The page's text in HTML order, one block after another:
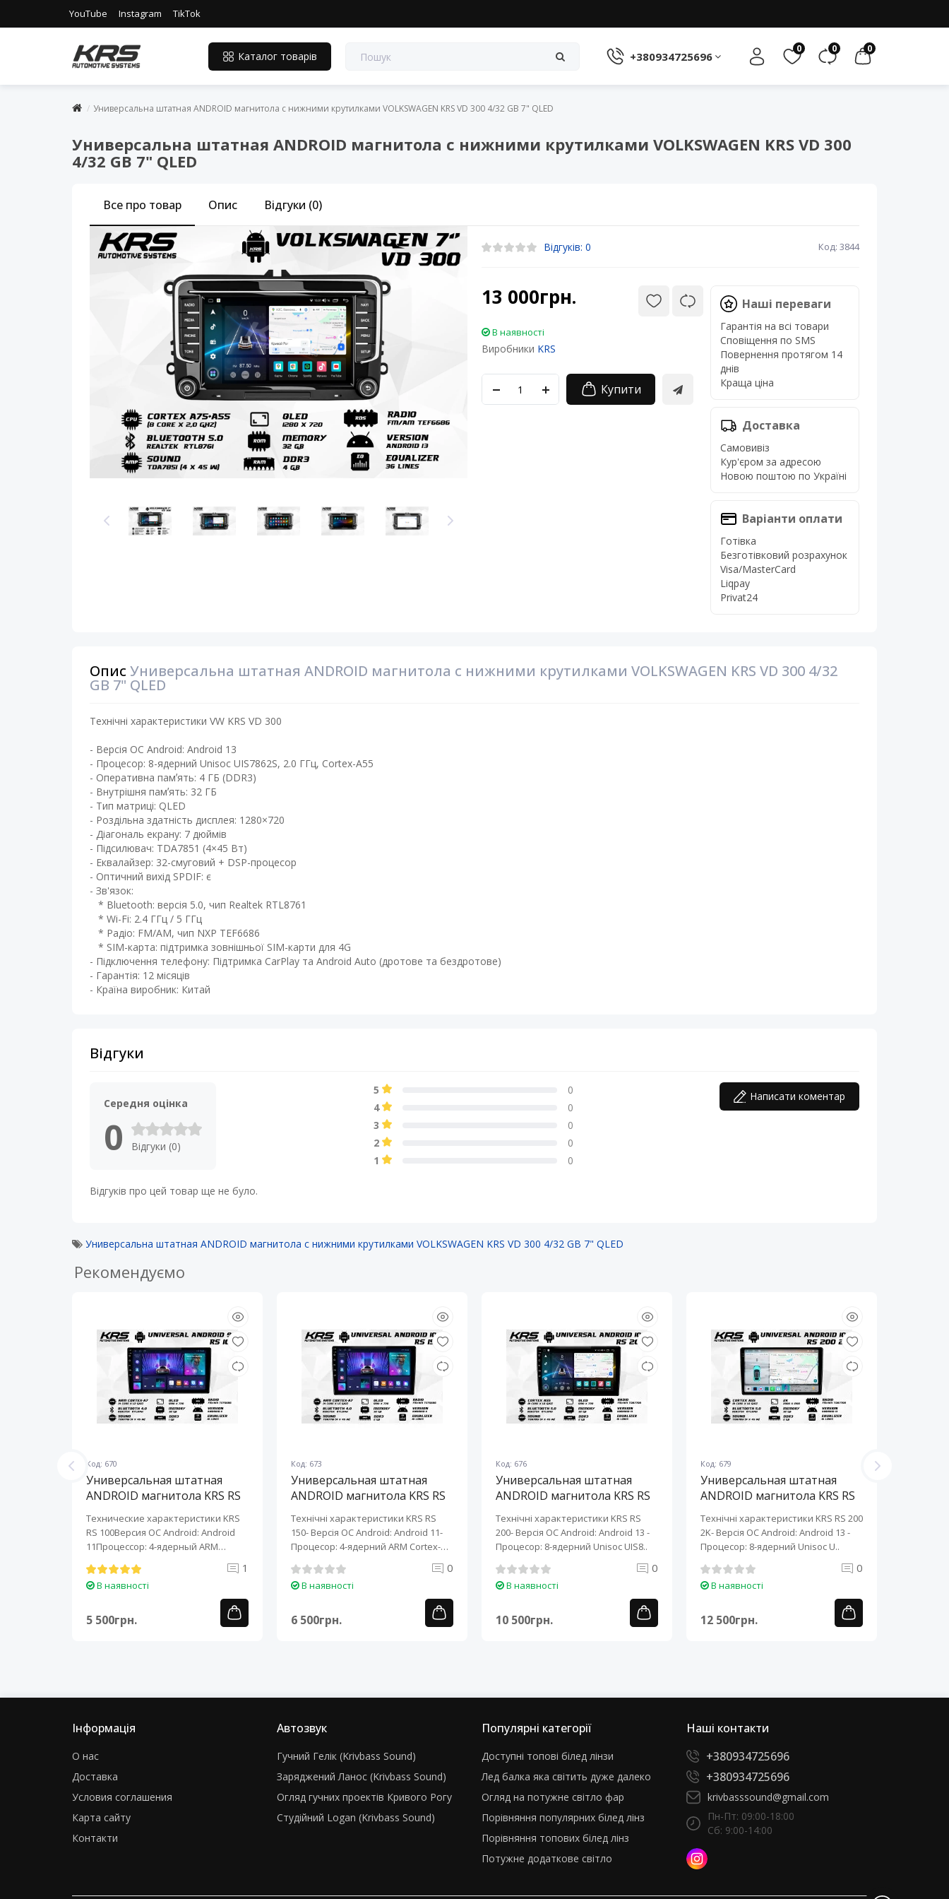
YouTube Instagram TikTok
Каталог товарів +380934725696
0 0 0
Универсальна штатная ANDROID магнитола с нижними крутилками VOLKSWAGEN KRS VD 300 4/32 GB 7" QLED
Универсальна штатная ANDROID магнитола с нижними крутилками VOLKSWAGEN KRS VD 300
4/32 GB 7" QLED
Все про товар Опис Відгуки (0)
Відгуків: 0 Код: 3844
13 000грн.
В наявності
Виробники KRS
Купити
Наші переваги
Гарантія на всі товари
Сповіщення по SMS
Повернення протягом 14
днів
Краща ціна
Доставка
Самовивіз
Кур'єром за адресою
Новою поштою по Україні
Варіанти оплати
Готівка
Безготівковий розрахунок
Visa/MasterCard
Liqpay
Privat24
Опис Универсальна штатная ANDROID магнитола с нижними крутилками VOLKSWAGEN KRS VD 300 4/32
GB 7" QLED
Технічні характеристики VW KRS VD 300
- Версія ОС Android: Android 13 ​
- Процесор: 8-ядерний Unisoc UIS7862S, 2.0 ГГц, Cortex-A55
- Оперативна памʼять: 4 ГБ (DDR3)
- Внутрішня памʼять: 32 ГБ ​
- Тип матриці: QLED ​
- Роздільна здатність дисплея: 1280×720
- Діагональ екрану: 7 дюймів ​
- Підсилювач: TDA7851 (4×45 Вт) ​
- Еквалайзер: 32-смуговий + DSP-процесор
- Оптичний вихід SPDIF: є
- Зв'язок:
* Bluetooth: версія 5.0, чип Realtek RTL8761
* Wi-Fi: 2.4 ГГц / 5 ГГц
* Радіо: FM/AM, чип NXP TEF6686
* SIM-карта: підтримка зовнішньої SIM-карти для 4G
- Підключення телефону: Підтримка CarPlay та Android Auto (дротове та бездротове)​
- Гарантія: 12 місяців
- Країна виробник: Китай
Відгуки
Середня оцінка
0 Відгуки (0)
5
0
4
0
3
0
2
0
1
0
Написати коментар
Відгуків про цей товар ще не було.
Универсальна штатная ANDROID магнитола с нижними крутилками VOLKSWAGEN KRS VD 300 4/32 GB 7" QLED
Рекомендуємо
Код: 670
Универсальная штатная
ANDROID магнитола KRS RS
Технические характеристики KRS
RS 100Версия ОС Android: Android
11Процессор: 4-ядерный ARM
1
В наявності
5 500грн.
Код: 673
Универсальная штатная
ANDROID магнитола KRS RS
Технічні характеристики KRS RS
150- Версія ОС Android: Android 11-
Процесор: 4-ядерний ARM Cortex-
0
В наявності
6 500грн.
Код: 676
Универсальная штатная
ANDROID магнитола KRS RS
Технічні характеристики KRS RS
200- Версія ОС Android: Android 13 ​-
Процесор: 8-ядерний Unisoc UIS8..
0
В наявності
10 500грн.
Код: 679
Универсальная штатная
ANDROID магнитола KRS RS
Технічні характеристики KRS RS 200
2K- Версія ОС Android: Android 13 ​-
Процесор: 8-ядерний Unisoc U..
0
В наявності
12 500грн.
Інформація
О нас
Доставка
Условия соглашения
Карта сайту
Контакти
Автозвук
Гучний Гелік (Krivbass Sound)
Заряджений Ланос (Krivbass Sound)
Огляд гучних проектів Кривого Рогу
Студійний Logan (Krivbass Sound)
Популярні категорії
Доступні топові білед лінзи
Лед балка яка світить дуже далеко
Огляд на потужне світло фар
Порівняння популярних білед лінз
Порівняння топових білед лінз
Потужне додаткове світло
Наші контакти
+380934725696
+380934725696
krivbasssound@gmail.com
Пн-Пт: 09:00-18:00
Сб: 9:00-14:00